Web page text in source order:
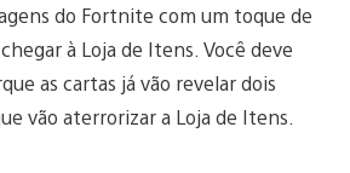
do Fortnite com um toque de
à Loja de Itens. Você deve
as cartas já vão revelar dois
vão aterrorizar a Loja de Itens.